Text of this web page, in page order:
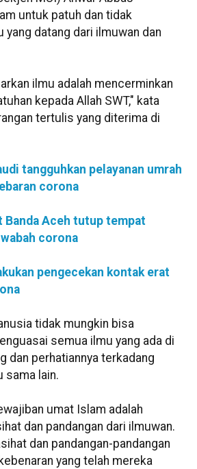
untuk patuh dan tidak
yang datang dari ilmuwan dan
ilmu adalah mencerminkan
kepada Allah SWT," kata
tertulis yang diterima di
tangguhkan pelayanan umrah
corona
Banda Aceh tutup tempat
corona
pengecekan kontak erat
tidak mungkin bisa
semua ilmu yang ada di
dan perhatiannya terkadang
sama lain.
umat Islam adalah
dan pandangan dari ilmuwan.
dan pandangan-pandangan
yang telah mereka